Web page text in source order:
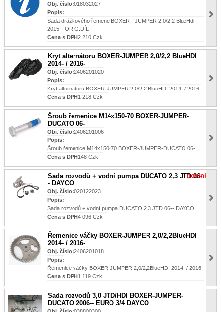
Obj. číslo:018032027
Popis:
Sada drážkového řemene BOXER - JUMPER 2,0/2,2 BlueHdi
2015-- ORIG.DÍL
Cena s DPH2 210 Czk
Kryt alternátoru BOXER-JUMPER 2,0/2,2 BlueHDI
2014- / 2016-
Obj. číslo:2406201020
Popis:
Kryt alternátoru BOXER-JUMPER 2,0/2,2 BlueHDI 2014- / 2016-
Cena s DPH1 218 Czk
Šroub řemenice M14x150-70 BOXER-JUMPER-
DUCATO 06-
Obj. číslo:2406201006
Popis:
Šroub řemenice M14x150-70 BOXER-JUMPER-DUCATO 06-
Cena s DPH148 Czk
Sada rozvodů + vodní pumpa DUCATO 2,3 JTD 06-
- DAYCO
novinka
Obj. číslo:020122023
Popis:
Sada rozvodů + vodní pumpa DUCATO 2,3 JTD 06-- DAYCO
Cena s DPH4 096 Czk
Řemenice váčky BOXER-JUMPER 2,0/2,2BlueHDI
2014- / 2016-
Obj. číslo:2406201018
Popis:
Řemenice váčky BOXER-JUMPER 2,0/2,2BlueHDI 2014- / 2016-
Cena s DPH1 119 Czk
Sada rozvodů 3,0 JTD/HDI BOXER-JUMPER-
DUCATO 2006-- EURO 3/4 DAYCO